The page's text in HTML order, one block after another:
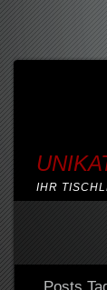
IHR
Posts